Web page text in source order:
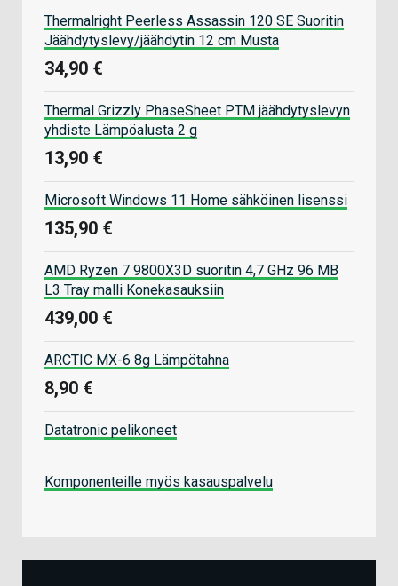
Thermalright Peerless Assassin 120 SE Suoritin
Jäähdytyslevy/jäähdytin 12 cm Musta
34,90 €
Thermal Grizzly PhaseSheet PTM jäähdytyslevyn
yhdiste Lämpöalusta 2 g
13,90 €
Microsoft Windows 11 Home sähköinen lisenssi
135,90 €
AMD Ryzen 7 9800X3D suoritin 4,7 GHz 96 MB
L3 Tray malli Konekasauksiin
439,00 €
ARCTIC MX-6 8g Lämpötahna
8,90 €
Datatronic pelikoneet
Komponenteille myös kasauspalvelu